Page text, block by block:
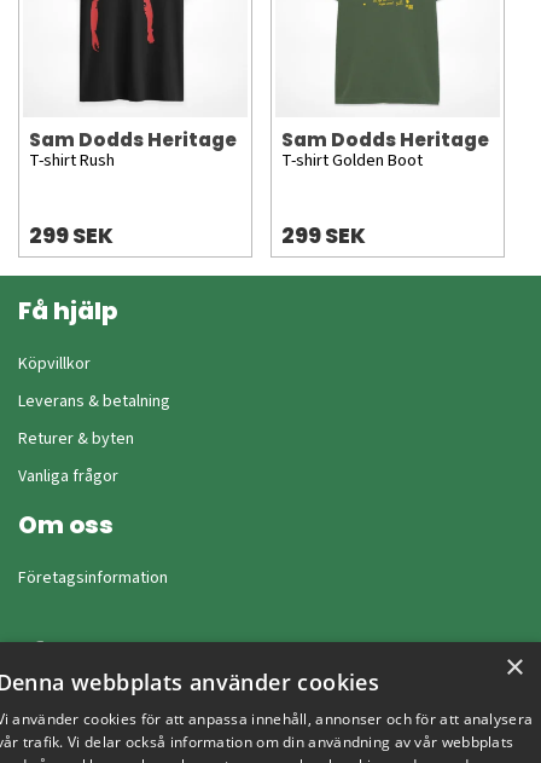
Sam Dodds Heritage
T-shirt Rush
299 SEK
Sam Dodds Heritage
T-shirt Golden Boot
299 SEK
Få hjälp
Köpvillkor
Leverans & betalning
Returer & byten
Vanliga frågor
Om oss
Företagsinformation
×
webbplats använder cookies
använder cookies för att anpassa innehåll, annonser och för att analysera
trafik. Vi delar också information om din användning av vår webbplats